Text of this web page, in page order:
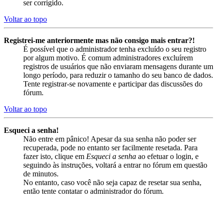
ser corrigido.
Voltar ao topo
Registrei-me anteriormente mas não consigo mais entrar?!
É possível que o administrador tenha excluído o seu registro
por algum motivo. É comum administradores excluírem
registros de usuários que não enviaram mensagens durante um
longo período, para reduzir o tamanho do seu banco de dados.
Tente registrar-se novamente e participar das discussões do
fórum.
Voltar ao topo
Esqueci a senha!
Não entre em pânico! Apesar da sua senha não poder ser
recuperada, pode no entanto ser facilmente resetada. Para
fazer isto, clique em Esqueci a senha ao efetuar o login, e
seguindo às instruções, voltará a entrar no fórum em questão
de minutos.
No entanto, caso você não seja capaz de resetar sua senha,
então tente contatar o administrador do fórum.